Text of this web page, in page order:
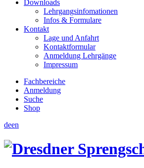
Downloads
Lehrgangsinfomationen
Infos & Formulare
Kontakt
Lage und Anfahrt
Kontaktformular
Anmeldung Lehrgänge
Impressum
Fachbereiche
Anmeldung
Suche
Shop
deen